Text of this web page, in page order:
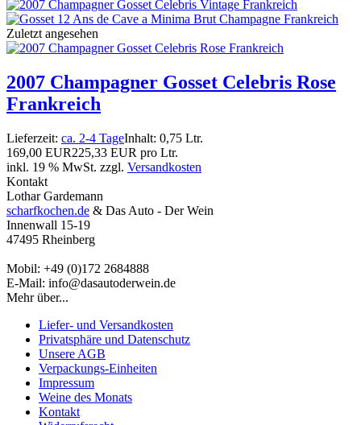
Zuletzt angesehen
2007 Champagner Gosset Celebris Rose
Frankreich
Lieferzeit: ca. 2-4 TageInhalt: 0,75 Ltr.
169,00 EUR225,33 EUR pro Ltr.
inkl. 19 % MwSt. zzgl. Versandkosten
Kontakt
Lothar Gardemann
scharfkochen.de & Das Auto - Der Wein
Innenwall 15-19
47495 Rheinberg
Mobil: +49 (0)172 2684888
E-Mail: info@dasautoderwein.de
Mehr über...
Liefer- und Versandkosten
Privatsphäre und Datenschutz
Unsere AGB
Verpackungs-Einheiten
Impressum
Weine des Monats
Kontakt